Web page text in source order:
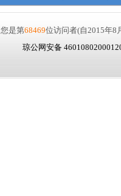
您是第68469位访问者(自2015年8
琼公网安备